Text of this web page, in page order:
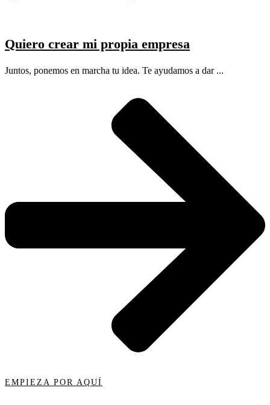
Quiero crear mi propia empresa
Juntos, ponemos en marcha tu idea. Te ayudamos a dar ...
EMPIEZA POR AQUÍ